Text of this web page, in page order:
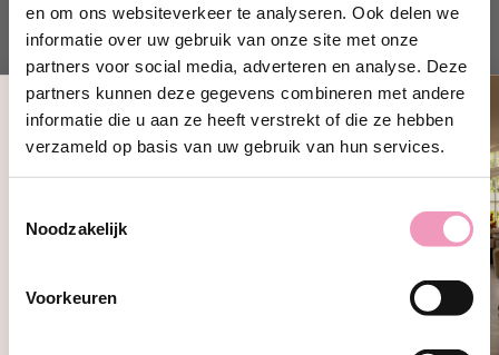
en om ons websiteverkeer te analyseren. Ook delen we
informatie over uw gebruik van onze site met onze
partners voor social media, adverteren en analyse. Deze
partners kunnen deze gegevens combineren met andere
informatie die u aan ze heeft verstrekt of die ze hebben
verzameld op basis van uw gebruik van hun services.
Noodzakelijk
Voorkeuren
Ontvang 10% korting!
jouw@e-mailadres.com
Ja, ik wil 10% korting!